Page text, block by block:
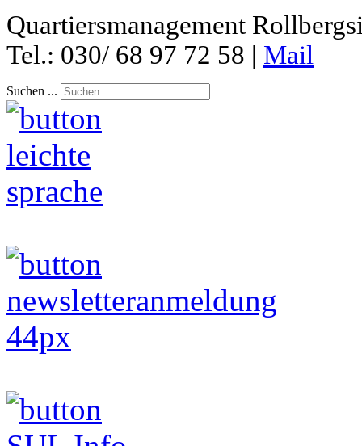
Quartiersmanagement
Tel.: 030/ 68 97 72 58 | Mail
Suchen ...